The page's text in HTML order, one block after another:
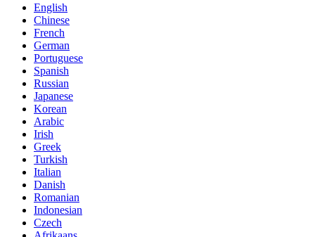
English
Chinese
French
German
Portuguese
Spanish
Russian
Japanese
Korean
Arabic
Irish
Greek
Turkish
Italian
Danish
Romanian
Indonesian
Czech